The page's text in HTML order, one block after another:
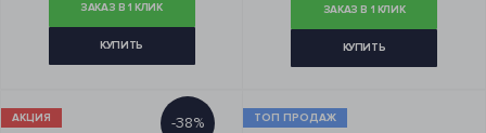
ЗАКАЗ В 1 КЛИК
КУПИТЬ
ЗАКАЗ В 1 КЛИК
КУПИТЬ
АКЦИЯ -38% ТОП ПРОДАЖ